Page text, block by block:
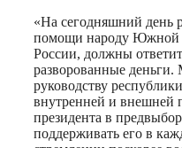
«На сегодняшний день
помощи народу Южной
России, должны
разворованные
руководству
внутренней и внешней
президента в
поддерживать его в